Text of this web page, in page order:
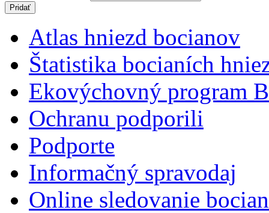
Atlas hniezd bocianov
Štatistika bocianích
Ekovýchovný program
Ochranu podporili
Podporte
Informačný spravodaj
Online sledovanie